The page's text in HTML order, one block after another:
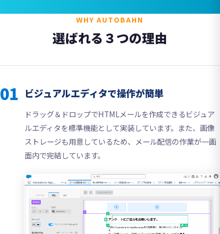
WHY AUTOBAHN
選ばれる３つの理由
01 ビジュアルエディタで操作が簡単
ドラッグ＆ドロップでHTMLメールを作成できるビジュア
ルエディタを標準機能として実装しています。また、画像
ストレージも用意しているため、メール配信の作業が一画
面内で完結しています。